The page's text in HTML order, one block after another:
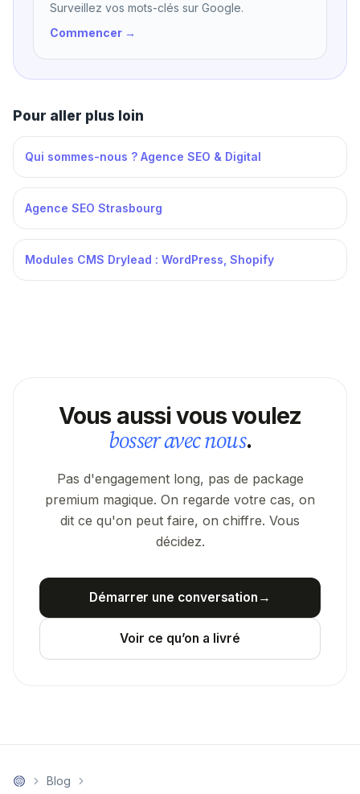
Surveillez vos mots-clés sur Google.
Commencer →
Pour aller plus loin
Qui sommes-nous ? Agence SEO & Digital
Agence SEO Strasbourg
Modules CMS Drylead : WordPress, Shopify
Vous aussi vous voulez
bosser avec nous.
Pas d'engagement long, pas de package
premium magique. On regarde votre cas, on
dit ce qu'on peut faire, on chiffre. Vous
décidez.
Démarrer une conversation →
Voir ce qu’on a livré
Blog